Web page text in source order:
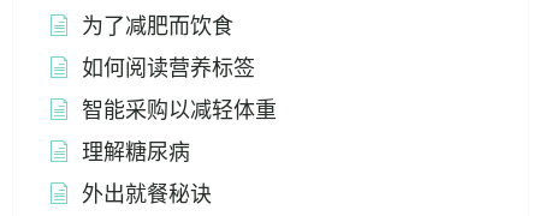
为了减肥而饮食
如何阅读营养标签
智能采购以减轻体重
理解糖尿病
外出就餐秘诀